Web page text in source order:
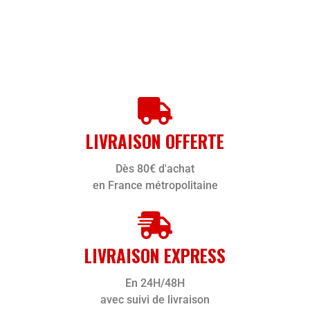
LIVRAISON OFFERTE
Dès 80€ d'achat
en France métropolitaine
LIVRAISON EXPRESS
En 24H/48H
avec suivi de livraison